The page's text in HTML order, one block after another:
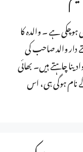
ہے ۔ والدہ کا
دار والد صاحب کی
چاہتے ہیں۔ بھائی
نام ہوگی ہی، اس